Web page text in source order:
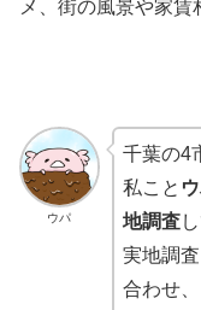
メ、街の風景や家賃
ウパ
千葉の4
私こと
地調査
実地調
合わせ、